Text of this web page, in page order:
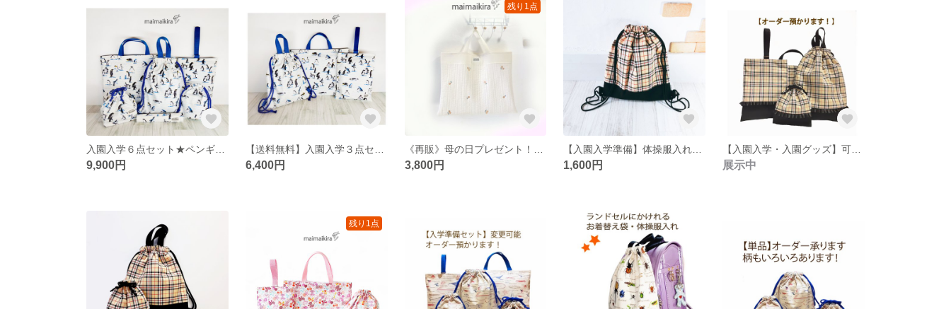
9,900円 6,400円
残り1点
3,800円 1,600円 展示中
残り1点